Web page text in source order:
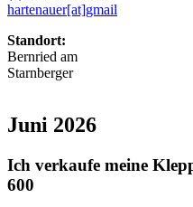
hartenauer[at]gmail.com
Standort:
Bernried am
Starnberger
Juni 2026
Ich verkaufe meine
600